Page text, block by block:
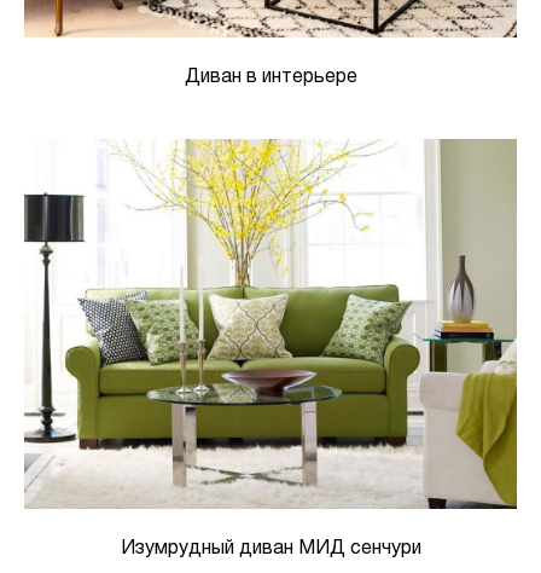
Диван в интерьере
Изумрудный диван МИД сенчури